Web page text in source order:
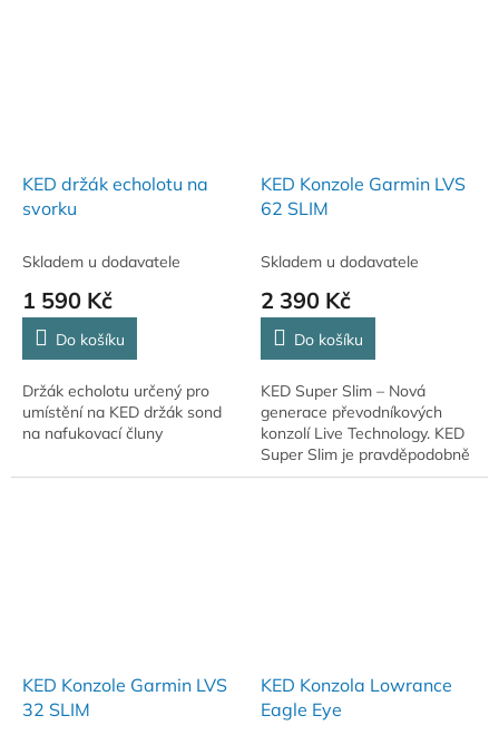
KED držák echolotu na
svorku
Skladem u dodavatele
1 590 Kč
Do košíku
Držák echolotu určený pro
umístění na KED držák sond
na nafukovací čluny
KED Konzole Garmin LVS
62 SLIM
Skladem u dodavatele
2 390 Kč
Do košíku
KED Super Slim – Nová
generace převodníkových
konzolí Live Technology. KED
Super Slim je pravděpodobně
nejúčinnější převodní konzolí
KED Konzole Garmin LVS
32 SLIM
KED Konzola Lowrance
Eagle Eye